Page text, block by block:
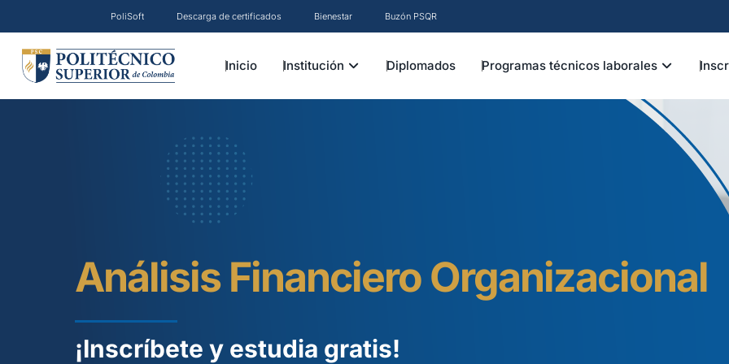
al
contenido
PoliSoft Descarga de certificados Bienestar Buzón PSQR
Inicio Institución OPEN INSTITUCIÓN
Diplomados Programas técnicos laborales OPEN
Análisis Financiero Organizacional
¡Inscríbete y estudia gratis!